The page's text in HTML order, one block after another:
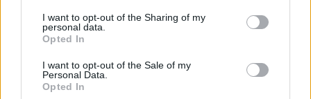
I want to opt-out of the Sharing of my
personal data.
Opted In
I want to opt-out of the Sale of my
Personal Data.
Opted In